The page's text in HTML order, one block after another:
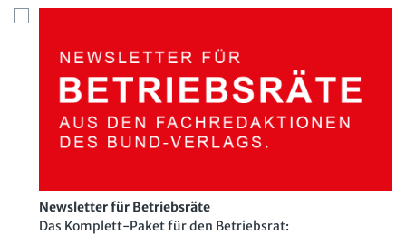
Newsletter für Betriebsräte
Das Komplett-Paket für den Betriebsrat: